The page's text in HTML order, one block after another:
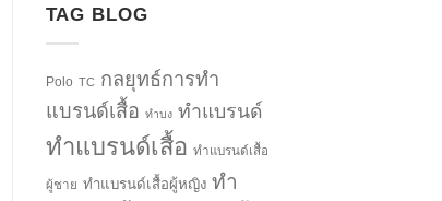
TAG BLOG
Polo TC กลยุทธ์การทำ
แบรนด์เสื้อ ทำบง ทำแบรนด์
ทำแบรนด์เสื้อ ทำแบรนด์เสื้อ
ผู้ชาย ทำแบรนด์เสื้อผู้หญิง ทำ